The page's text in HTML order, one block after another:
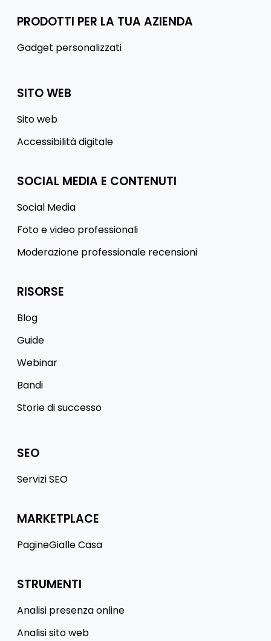
PRODOTTI PER LA TUA AZIENDA
Gadget personalizzati
SITO WEB
Sito web
Accessibilità digitale
SOCIAL MEDIA E CONTENUTI
Social Media
Foto e video professionali
Moderazione professionale recensioni
RISORSE
Blog
Guide
Webinar
Bandi
Storie di successo
SEO
Servizi SEO
MARKETPLACE
PagineGialle Casa
STRUMENTI
Analisi presenza online
Analisi sito web